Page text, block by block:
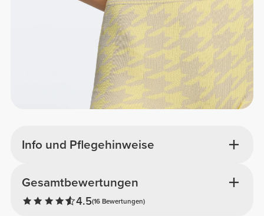
Info und Pflegehinweise
Gesamtbewertungen
4.5(16 Bewertungen)